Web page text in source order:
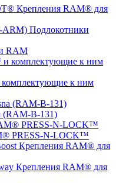
Крепления RAM® для
Подлокотники
RAM
к ним
(RAM-B-131)
PRESS-N-LOCK™
Крепления RAM® для
Крепления RAM® для